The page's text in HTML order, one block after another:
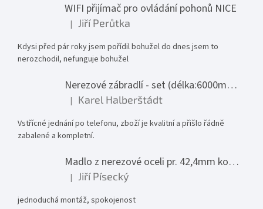
WIFI přijímač pro ovládání pohonů NICE
Hodnocení produktu je 1 z 5 hvězdiček.
| Jiří Perůtka
Kdysi před pár roky jsem pořídil bohužel do dnes jsem to
nerozchodil, nefunguje bohužel
Nerezové zábradlí - set (délka:6000mm x výška:1000mm)
Hodnocení produktu je 5 z 5 hvězdiček.
| Karel Halberštádt
Vstřícné jednání po telefonu, zboží je kvalitní a přišlo řádně
zabalené a kompletní.
Madlo z nerezové oceli pr. 42,4mm komplet - model 0116 - 3000mm
Hodnocení produktu je 5 z 5 hvězdiček.
| Jiří Písecký
jednoduchá montáž, spokojenost